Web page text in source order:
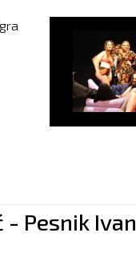
- Pesnik Ivan